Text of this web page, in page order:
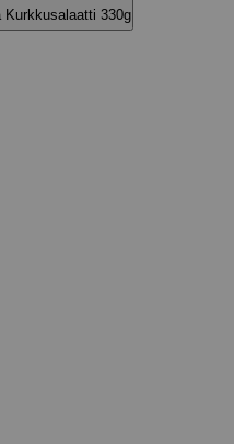
Kurkkusalaatti 330g